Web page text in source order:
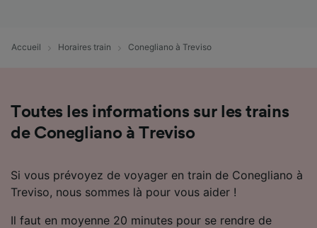
Accueil Horaires train Conegliano à Treviso
Toutes les informations sur les trains
de Conegliano à Treviso
Si vous prévoyez de voyager en train de Conegliano à
Treviso, nous sommes là pour vous aider !
Il faut en moyenne 20 minutes pour se rendre de